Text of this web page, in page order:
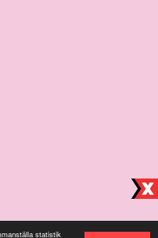
statistik